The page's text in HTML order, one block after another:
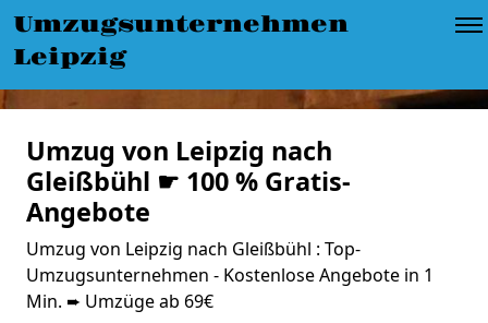
Umzugsunternehmen
Leipzig
Umzug von Leipzig nach
Gleißbühl ☛ 100 % Gratis-
Angebote
Umzug von Leipzig nach Gleißbühl : Top-
Umzugsunternehmen - Kostenlose Angebote in 1
Min. ➨ Umzüge ab 69€